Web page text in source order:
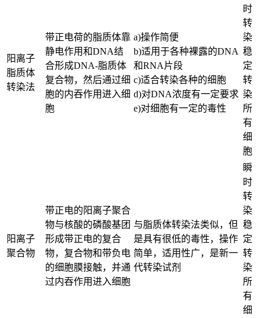
阳离子
脂质体
转染法
带正电荷的脂质体靠
静电作用和DNA结
合形成DNA-脂质体
复合物，然后通过细
胞的内吞作用进入细
胞
a)操作简便
b)适用于各种裸露的DNA
和RNA片段
c)适合转染各种的细胞
d)对DNA浓度有一定要求
e)对细胞有一定的毒性
时
转
染
稳
定
转
染
所
有
细
胞
阳离子
聚合物
带正电的阳离子聚合
物与核酸的磷酸基团
形成带正电的复合
物，复合物和带负电
的细胞膜接触，并通
过内吞作用进入细胞
与脂质体转染法类似，但
是具有很低的毒性，操作
简单，适用性广，是新一
代转染试剂
瞬
时
转
染
稳
定
转
染
所
有
细